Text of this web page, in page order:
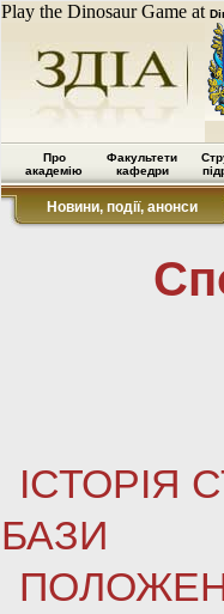
Play the Dinosaur Game at
Про
академію
Факультети
кафедри
Новини, події, анонси
ІСТОРІЯ
БАЗИ